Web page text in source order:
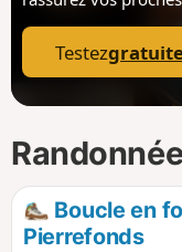
Testez
Boucle en
Pierrefonds